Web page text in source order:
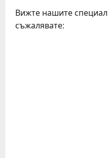
Вижте нашите
съжалявате: